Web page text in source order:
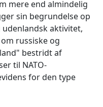
mere end almindelig
sin begrundelse op
aktivitet,
russiske og
bestridt af
til NATO-
for den type